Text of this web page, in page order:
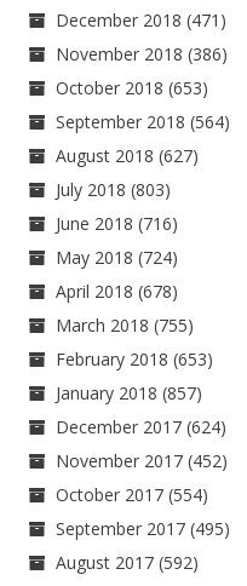
December 2018 (471)
November 2018 (386)
October 2018 (653)
September 2018 (564)
August 2018 (627)
July 2018 (803)
June 2018 (716)
May 2018 (724)
April 2018 (678)
March 2018 (755)
February 2018 (653)
January 2018 (857)
December 2017 (624)
November 2017 (452)
October 2017 (554)
September 2017 (495)
August 2017 (592)